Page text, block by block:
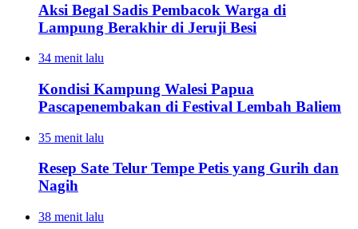
Aksi Begal Sadis Pembacok Warga di
Lampung Berakhir di Jeruji Besi
34 menit lalu
Kondisi Kampung Walesi Papua
Pascapenembakan di Festival Lembah Baliem
35 menit lalu
Resep Sate Telur Tempe Petis yang Gurih dan
Nagih
38 menit lalu